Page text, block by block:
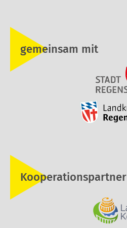
gemeinsam mit
Kooperationspartner